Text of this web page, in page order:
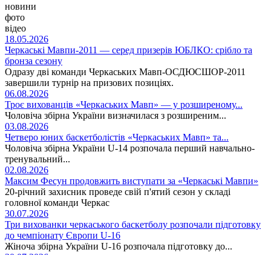
новини
фото
відео
18.05.2026
Черкаські Мавпи-2011 — серед призерів ЮБЛКО: срібло та
бронза сезону
Одразу дві команди Черкаських Мавп-ОСДЮСШОР-2011
завершили турнір на призових позиціях.
06.08.2026
Троє вихованців «Черкаських Мавп» — у розширеному...
Чоловіча збірна України визначилася з розширеним...
03.08.2026
Четверо юних баскетболістів «Черкаських Мавп» та...
Чоловіча збірна України U-14 розпочала перший навчально-
тренувальний...
02.08.2026
Максим Фесун продовжить виступати за «Черкаські Мавпи»
20-річний захисник проведе свій п'ятий сезон у складі
головної команди Черкас
30.07.2026
Три вихованки черкаського баскетболу розпочали підготовку
до чемпіонату Європи U-16
Жіноча збірна України U-16 розпочала підготовку до...